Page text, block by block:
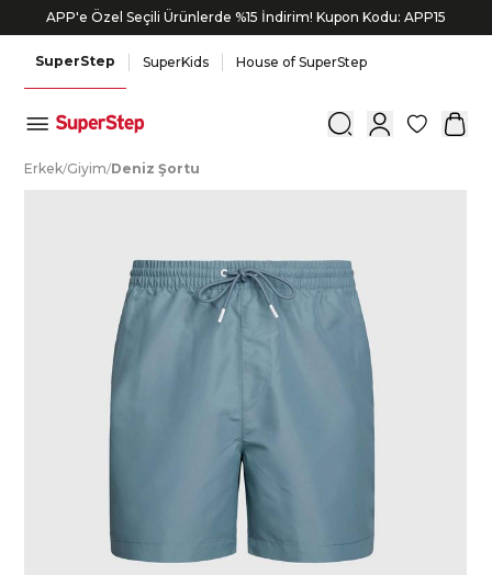
APP'e Özel Seçili Ürünlerde %15 İndirim! Kupon Kodu: APP15
SuperStep SuperKids House of SuperStep
0
Erkek/Giyim/Deniz Şortu